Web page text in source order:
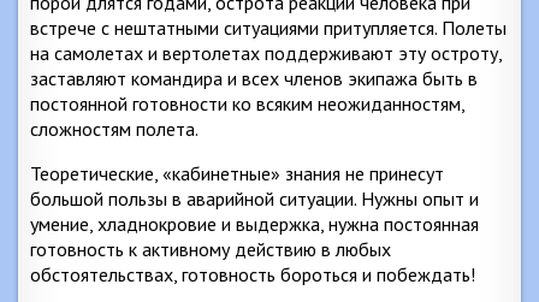
встрече с нештатными ситуациями притупляется. Полеты
на самолетах и вертолетах поддерживают эту остроту,
заставляют командира и всех членов экипажа быть в
постоянной готовности ко всяким неожиданностям,
сложностям полета.
Теоретические, «кабинетные» знания не принесут
большой пользы в аварийной ситуации. Нужны опыт и
умение, хладнокровие и выдержка, нужна постоянная
готовность к активному действию в любых
обстоятельствах, готовность бороться и побеждать!